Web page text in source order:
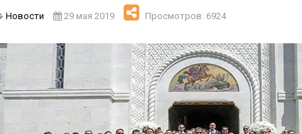
Новости 29 мая 2019 Просмотров: 6924